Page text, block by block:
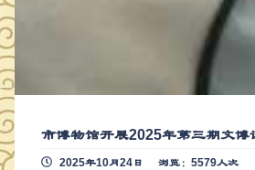
市博物馆开展2025年第三期文博
2025年10月24日 浏览：5579人次